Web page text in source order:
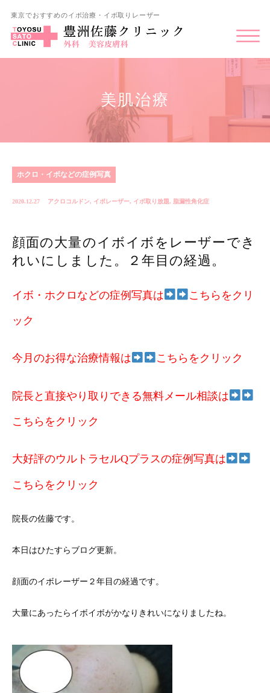
東京でおすすめのイボ治療・イボ取りレーザー
美肌治療
ホクロ・イボなどの症例写真
2020.12.27 アクロコルドン, イボレーザー, イボ取り放題, 脂漏性角化症
顔面の大量のイボイボをレーザーでき
れいにしました。２年目の経過。
イボ・ホクロなどの症例写真は こちらをクリ
ック
今月のお得な治療情報は こちらをクリック
院長と直接やり取りできる無料メール相談は
こちらをクリック
大好評のウルトラセルQプラスの症例写真は
こちらをクリック
院長の佐藤です。
本日はひたすらブログ更新。
顔面のイボレーザー２年目の経過です。
大量にあったらイボイボがかなりきれいになりましたね。